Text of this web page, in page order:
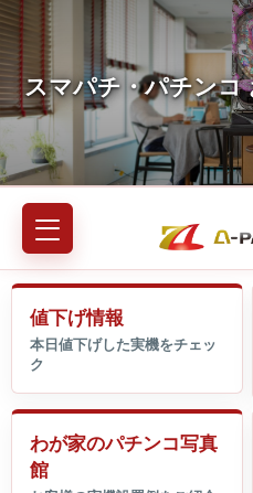
値下げ情報
わが家のパチンコ写真
館